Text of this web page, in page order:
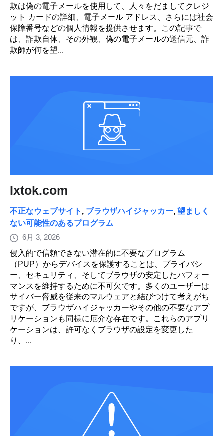
欺は偽の電子メールを使用して、人々をだましてクレジ
ット カードの詳細、電子メール アドレス、さらには社会
保障番号などの個人情報を提供させます。この記事で
は、詐欺自体、その外観、偽の電子メールの送信元、詐
欺師が何を望...
Ixtok.com
不正なウェブサイト , ブラウザハイジャッカー, 望ましく
ない可能性のあるプログラム
6月 3, 2026
侵入的で信頼できない潜在的に不要なプログラム
（PUP）からデバイスを保護することは、プライバシ
ー、セキュリティ、そしてブラウザの安定したパフォー
マンスを維持するために不可欠です。多くのユーザーは
サイバー脅威を従来のマルウェアと結びつけて考えがち
ですが、ブラウザハイジャッカーやその他の不要なアプ
リケーションも同様に厄介な存在です。これらのアプリ
ケーションは、許可なくブラウザの設定を変更した
り、...